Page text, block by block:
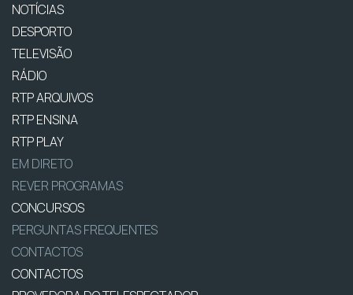
NOTÍCIAS
DESPORTO
TELEVISÃO
RÁDIO
RTP ARQUIVOS
RTP ENSINA
RTP PLAY
EM DIRETO
REVER PROGRAMAS
CONCURSOS
PERGUNTAS FREQUENTES
CONTACTOS
CONTACTOS